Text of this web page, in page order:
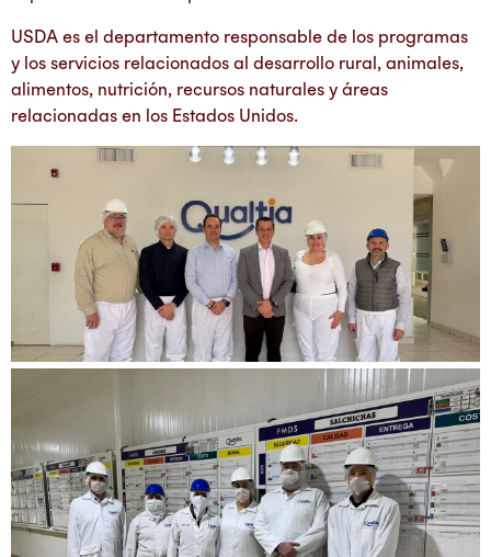
USDA es el departamento responsable de los programas
y los servicios relacionados al desarrollo rural, animales,
alimentos, nutrición, recursos naturales y áreas
relacionadas en los Estados Unidos.